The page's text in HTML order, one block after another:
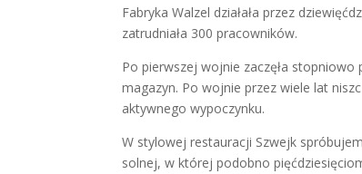
Fabryka Walzel działała przez
zatrudniała 300 pracowników.
Po pierwszej wojnie zaczęła stopniowo
magazyn. Po wojnie przez wiele lat
aktywnego wypoczynku.
W stylowej restauracji Szwejk
solnej, w której podobno